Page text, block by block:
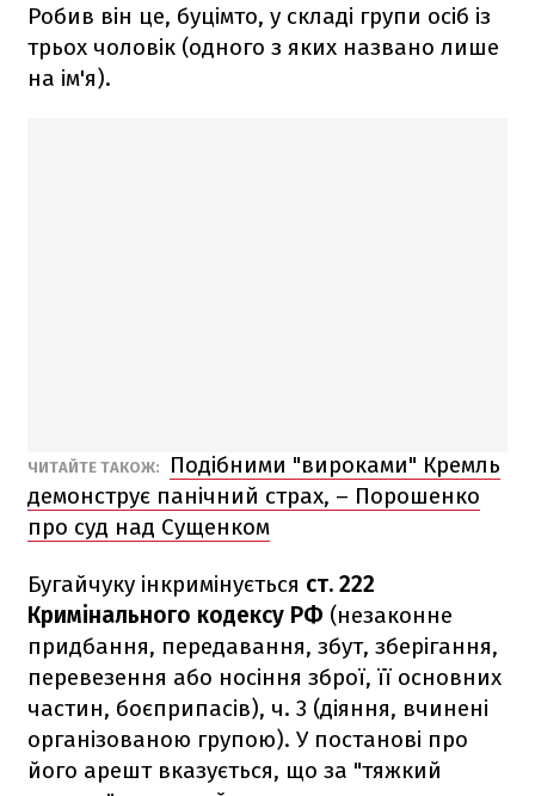
Робив він це, буцімто, у складі групи осіб із
трьох чоловік (одного з яких названо лише
на ім'я).
ЧИТАЙТЕ ТАКОЖ:
Подібними "вироками" Кремль
демонструє панічний страх, – Порошенко
про суд над Сущенком
Бугайчуку інкримінується ст. 222
Кримінального кодексу РФ (незаконне
придбання, передавання, збут, зберігання,
перевезення або носіння зброї, її основних
частин, боєприпасів), ч. 3 (діяння, вчинені
організованою групою). У постанові про
його арешт вказується, що за "тяжкий